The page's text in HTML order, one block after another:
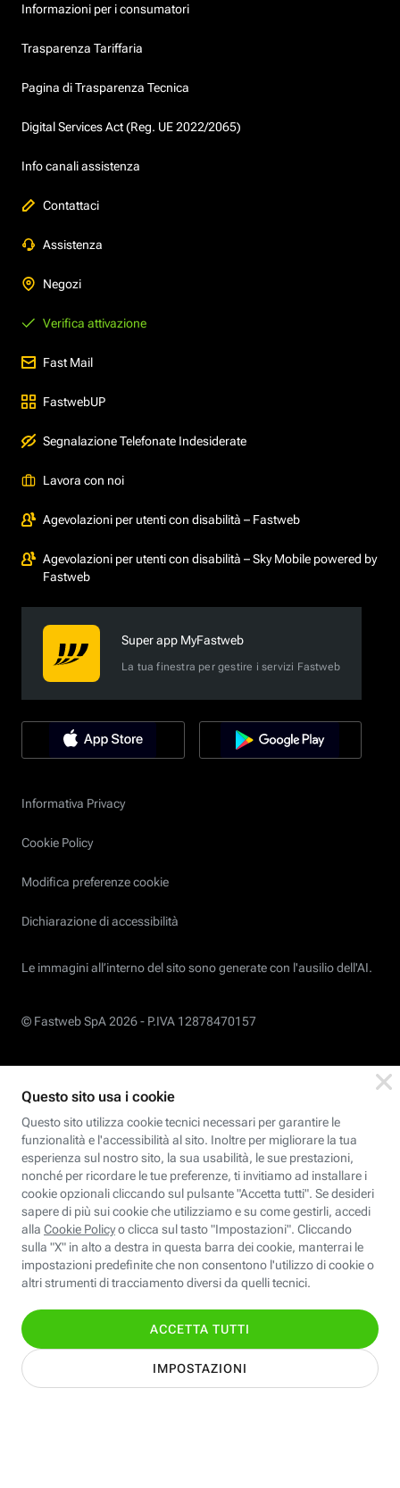
Informazioni per i consumatori
Trasparenza Tariffaria
Pagina di Trasparenza Tecnica
Digital Services Act (Reg. UE 2022/2065)
Info canali assistenza
Contattaci
Assistenza
Negozi
Verifica attivazione
Fast Mail
FastwebUP
Segnalazione Telefonate Indesiderate
Lavora con noi
Agevolazioni per utenti con disabilità – Fastweb
Agevolazioni per utenti con disabilità – Sky Mobile powered by
Fastweb
Super app MyFastweb
La tua finestra per gestire i servizi Fastweb
Informativa Privacy
Cookie Policy
Modifica preferenze cookie
Dichiarazione di accessibilità
Le immagini all’interno del sito sono generate con l'ausilio dell'AI.
© Fastweb SpA 2026 - P.IVA 12878470157